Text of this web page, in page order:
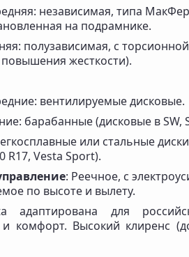
независимая, типа
на подрамнике.
полузависимая, с
жесткости).
вентилируемые дисковые.
барабанные (дисковые в SW,
или стальные
R17, Vesta Sport).
: Реечное, с
по высоте и вылету.
адаптирована для
и комфорт. Высокий клиренс